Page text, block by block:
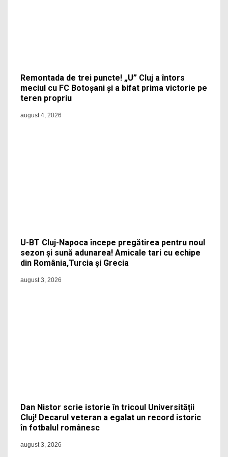
Remontada de trei puncte! „U” Cluj a întors
meciul cu FC Botoșani și a bifat prima victorie pe
teren propriu
august 4, 2026
U-BT Cluj-Napoca începe pregătirea pentru noul
sezon și sună adunarea! Amicale tari cu echipe
din România,Turcia și Grecia
august 3, 2026
Dan Nistor scrie istorie în tricoul Universității
Cluj! Decarul veteran a egalat un record istoric
în fotbalul românesc
august 3, 2026